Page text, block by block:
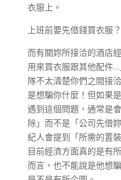
衣服上。
上班前要先借錢買衣服？
而有關妳所接洽的酒店
用來買衣服跟其他配件
隊不太清楚你們之間接
是想騙你什麼！但如果
遇到這個問題，通常是
除」而不是「公司先借
紀人會提到「所需的置
目前經濟方面真的是有
而言，也不能說是他想